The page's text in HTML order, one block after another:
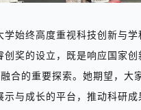
学始终高度重视科技创新与
奖的设立，既是响应国家
合的重要探索。她期望，大
与成长的平台，推动科研